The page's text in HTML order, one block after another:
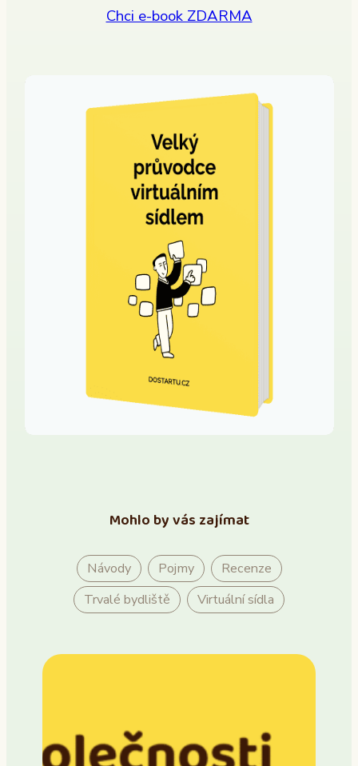
Chci e-book ZDARMA
Mohlo by vás zajímat
Návody Pojmy
Recenze
Trvalé bydliště
Virtuální sídla